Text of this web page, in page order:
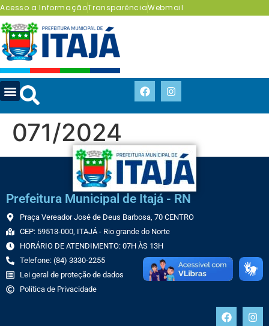
Acesso a InformaçãoTransparênciaWebmail
071/2024
Prefeitura Municipal de Itajá - RN
Praça Vereador José de Deus Barbosa, 70 CENTRO
CEP: 59513-000, ITAJÁ - Rio grande do Norte
HORÁRIO DE ATENDIMENTO: 07H ÀS 13H
Telefone: (84) 3330-2255
Lei geral de proteção de dados
Política de Privacidade